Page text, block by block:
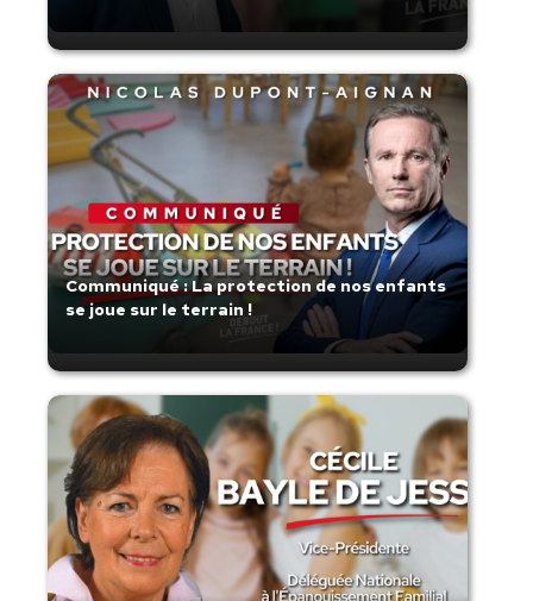
Communiqué : La protection de nos enfants
se joue sur le terrain !